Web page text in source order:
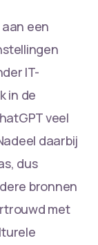
een
IT-
in de
veel
daarbij
dus
bronnen
met